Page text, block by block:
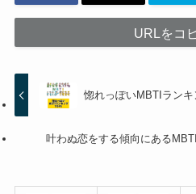
URLをコ
惚れっぽいMBTIラン
叶わぬ恋をする傾向にある